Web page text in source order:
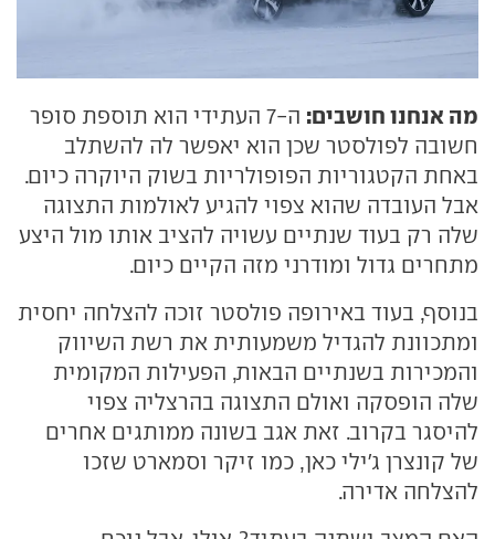
מה אנחנו חושבים:
ה-7 העתידי הוא תוספת סופר
חשובה לפולסטר שכן הוא יאפשר לה להשתלב
באחת הקטגוריות הפופולריות בשוק היוקרה כיום.
אבל העובדה שהוא צפוי להגיע לאולמות התצוגה
שלה רק בעוד שנתיים עשויה להציב אותו מול היצע
מתחרים גדול ומודרני מזה הקיים כיום.
בנוסף, בעוד באירופה פולסטר זוכה להצלחה יחסית
ומתכוונת להגדיל משמעותית את רשת השיווק
והמכירות בשנתיים הבאות, הפעילות המקומית
שלה הופסקה ואולם התצוגה בהרצליה צפוי
להיסגר בקרוב. זאת אגב בשונה ממותגים אחרים
של קונצרן ג'ילי כאן, כמו זיקר וסמארט שזכו
להצלחה אדירה.